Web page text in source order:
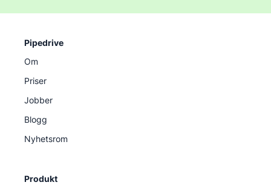
Pipedrive
Om
Priser
Jobber
Blogg
Nyhetsrom
Produkt